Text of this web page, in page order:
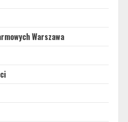
Warszawa